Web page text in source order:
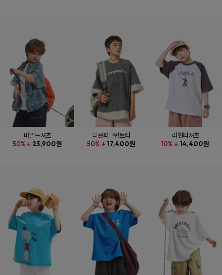
마일드셔츠
50% ↓ 23,900원
디온피그먼트티
50% ↓ 17,400원
라힌티셔츠
10% ↓ 14,400원